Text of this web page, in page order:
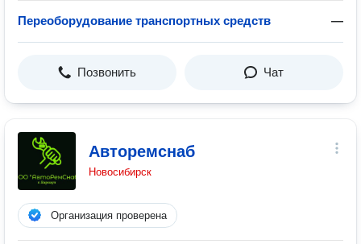
Переоборудование транспортных средств —
Позвонить Чат
Авторемснаб
Новосибирск
Организация проверена